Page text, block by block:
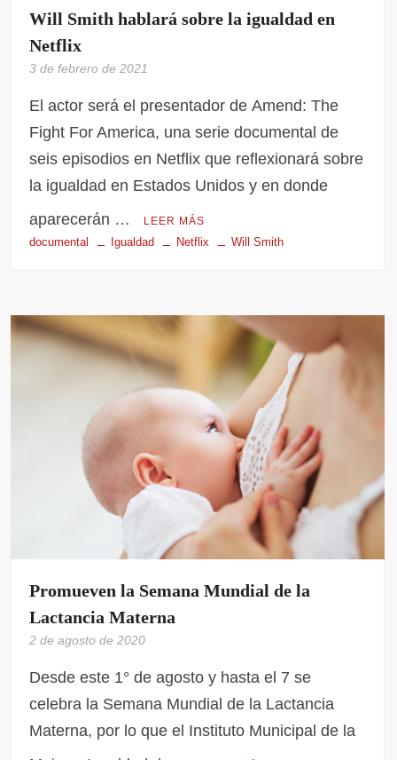
Will Smith hablará sobre la igualdad en
Netflix
3 de febrero de 2021
El actor será el presentador de Amend: The
Fight For America, una serie documental de
seis episodios en Netflix que reflexionará sobre
la igualdad en Estados Unidos y en donde
aparecerán …
LEER MÁS
documental Igualdad Netflix Will Smith
Promueven la Semana Mundial de la
Lactancia Materna
2 de agosto de 2020
Desde este 1° de agosto y hasta el 7 se
celebra la Semana Mundial de la Lactancia
Materna, por lo que el Instituto Municipal de la